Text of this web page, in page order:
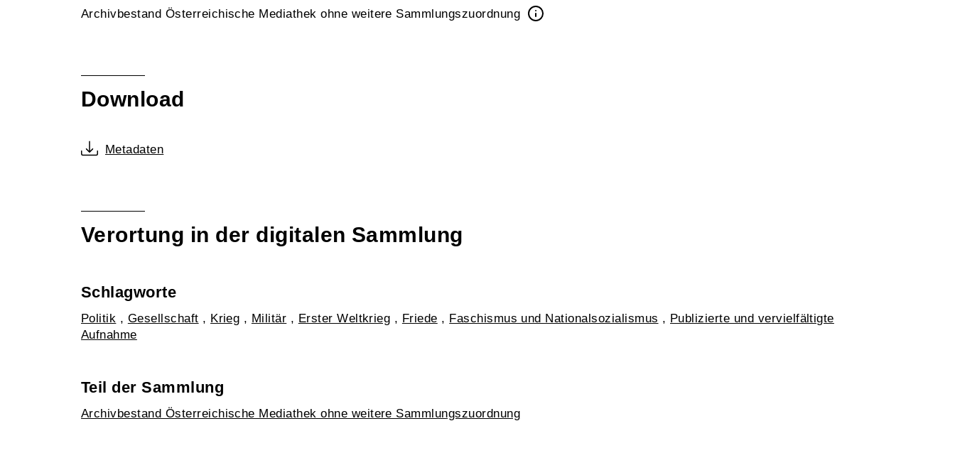
Archivbestand Österreichische Mediathek ohne weitere Sammlungszuordnung
Download
Metadaten
Verortung in der digitalen Sammlung
Schlagworte
Politik , Gesellschaft , Krieg , Militär , Erster Weltkrieg , Friede , Faschismus und Nationalsozialismus , Publizierte und vervielfältigte
Aufnahme
Teil der Sammlung
Archivbestand Österreichische Mediathek ohne weitere Sammlungszuordnung